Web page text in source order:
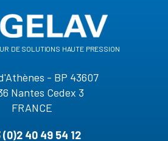
de solutions haute pression
- BP 43607
Nantes Cedex 3
FRANCE
(0)2 40 49 54 12